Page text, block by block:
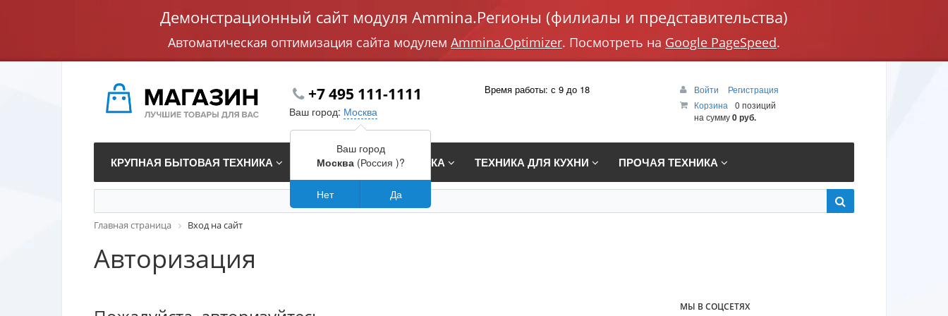
Демонстрационный сайт модуля Ammina.Регионы (филиалы и представительства)
Автоматическая оптимизация сайта модулем Ammina.Optimizer. Посмотреть на Google PageSpeed.
+7 495 111-1111
Ваш город: Москва
Время работы: с 9 до 18 Войти
Регистрация
Корзина
0 позиций
на сумму0 руб.
КРУПНАЯ БЫТОВАЯ ТЕХНИКА ВСТРАИВАЕМАЯ ТЕХНИКА ТЕХНИКА ДЛЯ КУХНИ ПРОЧАЯ ТЕХНИКА
Главная страница Вход на сайт
Авторизация
МЫ В СОЦСЕТЯХ
Ваш город
Москва(Россия )?
Нет Да